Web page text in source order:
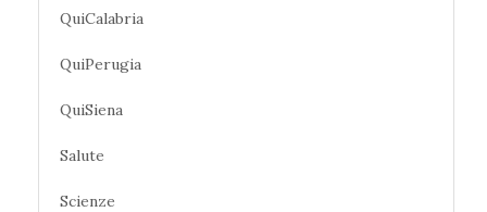
QuiCalabria
QuiPerugia
QuiSiena
Salute
Scienze